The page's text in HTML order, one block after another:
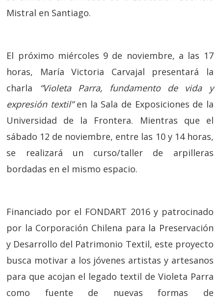
Mistral en Santiago.
El próximo miércoles 9 de noviembre, a las 17
horas, María Victoria Carvajal presentará la
charla “Violeta Parra, fundamento de vida y
expresión textil”en la Sala de Exposiciones de la
Universidad de la Frontera. Mientras que el
sábado 12 de noviembre, entre las 10 y 14 horas,
se realizará un curso/taller de arpilleras
bordadas en el mismo espacio.
Financiado por el FONDART 2016 y patrocinado
por la Corporación Chilena para la Preservación
y Desarrollo del Patrimonio Textil, este proyecto
busca motivar a los jóvenes artistas y artesanos
para que acojan el legado textil de Violeta Parra
como fuente de nuevas formas de